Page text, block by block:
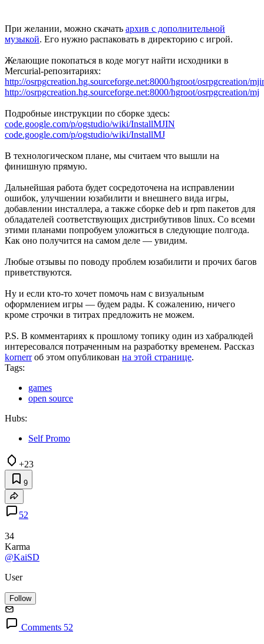
При желании, можно скачать архив с дополнительной
музыкой. Его нужно распаковать в директорию с игрой.
Желающие покопаться в коде могут найти исходники в
Mercurial-репозитариях:
http://osrpgcreation.hg.sourceforge.net:8000/hgroot/osrpgcreation/
http://osrpgcreation.hg.sourceforge.net:8000/hgroot/osrpgcreation/mj
Подробные инструкции по сборке здесь:
code.google.com/p/ogstudio/wiki/InstallMJIN
code.google.com/p/ogstudio/wiki/InstallMJ
В технологическом плане, мы считаем что вышли на
финишную прямую.
Дальнейшая работа будет сосредоточена на исправлении
ошибок, улучшении юзабилити и внешнего вида игры,
добавлении инсталлера, а также сборке deb и rpm пакетов для
обладателей соответствующих дистрибутивов linux. Со всеми
этими планами попробуем уложиться в следующие полгода.
Как оно получится на самом деле — увидим.
Любые отзывы по поводу проблем юзабилити и прочих багов
приветствуются.
Ну и если кто-то хочет помочь нам с визуальным
оформлением игры — будем рады. К сожалению, ничего
кроме строчки в титрах предложить не можем.
P.S. В комментариях к прошлому топику один из хабралюдей
интересовался потраченным на разработку временем. Рассказ
kornerrоб этом опубликован на этой странице.
Tags:
games
open source
Hubs:
Self Promo
+23
9
52
34
Karma
@KaiSD
User
Follow
Comments 52